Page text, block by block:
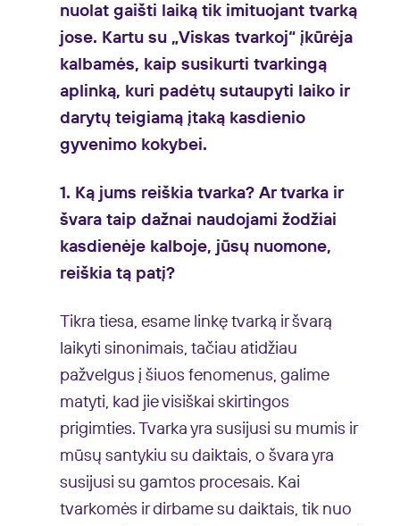
nuolat gaišti laiką tik imituojant tvarką
jose. Kartu su „Viskas tvarkoj“ įkūrėja
kalbamės, kaip susikurti tvarkingą
aplinką, kuri padėtų sutaupyti laiko ir
darytų teigiamą įtaką kasdienio
gyvenimo kokybei.
1. Ką jums reiškia tvarka? Ar tvarka ir
švara taip dažnai naudojami žodžiai
kasdienėje kalboje, jūsų nuomone,
reiškia tą patį?
Tikra tiesa, esame linkę tvarką ir švarą
laikyti sinonimais, tačiau atidžiau
pažvelgus į šiuos fenomenus, galime
matyti, kad jie visiškai skirtingos
prigimties. Tvarka yra susijusi su mumis ir
mūsų santykiu su daiktais, o švara yra
susijusi su gamtos procesais. Kai
tvarkomės ir dirbame su daiktais, tik nuo